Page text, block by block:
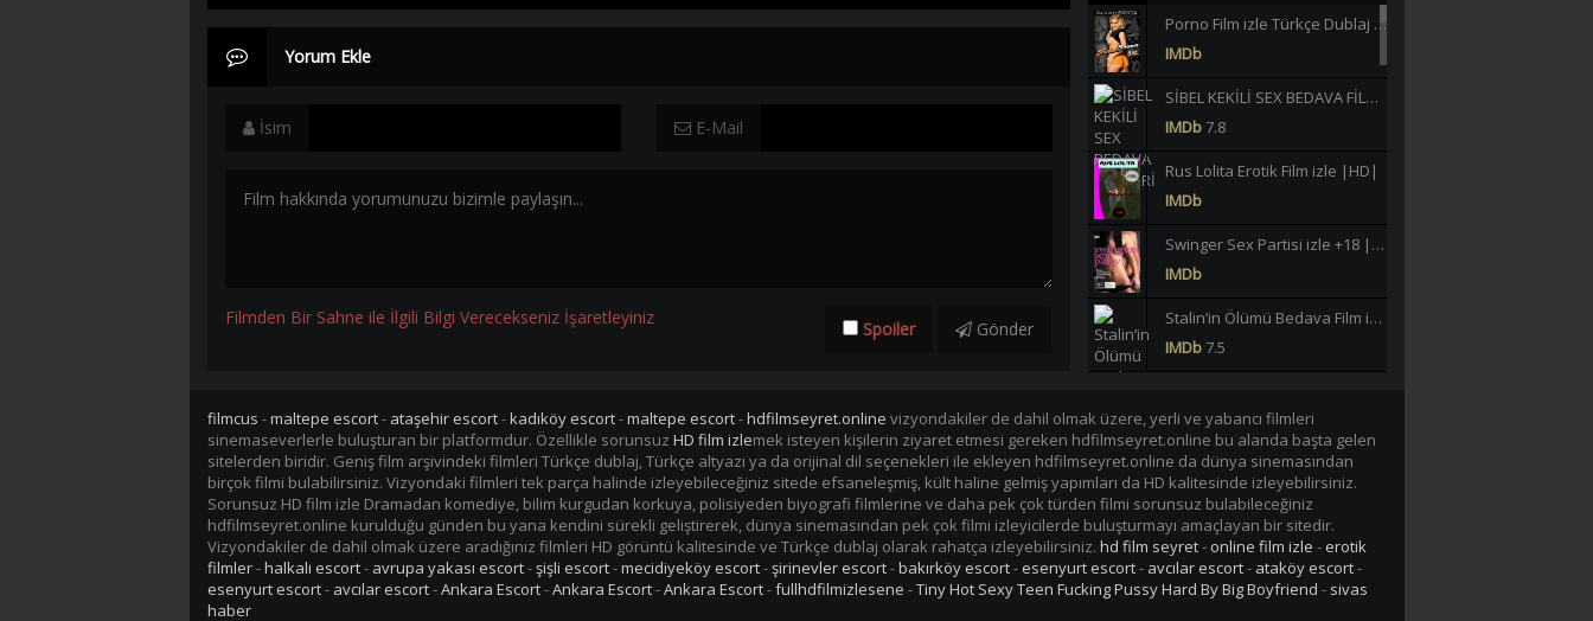
Yorum Ekle
İsim E-Mail
Filmden Bir Sahne ile İlgili Bilgi Verecekseniz İşaretleyiniz
Spoiler Gönder
Porno Film izle Türkçe Dublaj +18 |HD|
IMDb
SİBEL KEKİLİ SEX BEDAVA FİLMLERİ İZLE |HD|
IMDb7.8
Rus Lolita Erotik Film izle |HD|
IMDb
Swinger Sex Partisi izle +18 |HD|
IMDb
Stalin’in Ölümü Bedava Film izle |HD|
IMDb7.5
IMDb 6.2
IMDb-/10
IMDb
filmcus -maltepe escort- ataşehir escort-kadıköy escort-maltepe escort-hdfilmseyret.online vizyondakiler de dahil olmak üzere, yerli ve yabancı filmleri
sinemaseverlerle buluşturan bir platformdur. Özellikle sorunsuz HD film izlemek isteyen kişilerin ziyaret etmesi gereken hdfilmseyret.online bu alanda başta gelen
sitelerden biridir. Geniş film arşivindeki filmleri Türkçe dublaj, Türkçe altyazı ya da orijinal dil seçenekleri ile ekleyen hdfilmseyret.online da dünya sinemasından
birçok filmi bulabilirsiniz. Vizyondaki filmleri tek parça halinde izleyebileceğiniz sitede efsaneleşmiş, kült haline gelmiş yapımları da HD kalitesinde izleyebilirsiniz.
Sorunsuz HD film izle Dramadan komediye, bilim kurgudan korkuya, polisiyeden biyografi filmlerine ve daha pek çok türden filmi sorunsuz bulabileceğiniz
hdfilmseyret.online kurulduğu günden bu yana kendini sürekli geliştirerek, dünya sinemasından pek çok filmi izleyicilerde buluşturmayı amaçlayan bir sitedir.
Vizyondakiler de dahil olmak üzere aradığınız filmleri HD görüntü kalitesinde ve Türkçe dublaj olarak rahatça izleyebilirsiniz. hd film seyret- online film izle - erotik
filmler-halkalı escort- avrupa yakası escort-şişli escort-mecidiyeköy escort-şirinevler escort-bakırköy escort- esenyurt escort- avcılar escort- ataköy escort-
esenyurt escort- avcılar escort-Ankara Escort-Ankara Escort-Ankara Escort-fullhdfilmizlesene -Tiny Hot Sexy Teen Fucking Pussy Hard By Big Boyfriend - sivas
haber